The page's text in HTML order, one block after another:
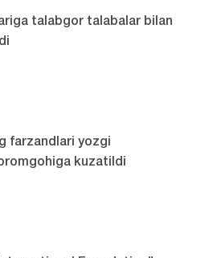
talabgor talabalar bilan
farzandlari yozgi
kuzatildi